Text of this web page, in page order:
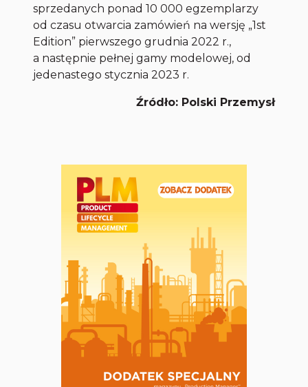
sprzedanych ponad 10 000 egzemplarzy
od czasu otwarcia zamówień na wersję „1st
Edition” pierwszego grudnia 2022 r.,
a następnie pełnej gamy modelowej, od
jedenastego stycznia 2023 r.
Źródło: Polski Przemysł